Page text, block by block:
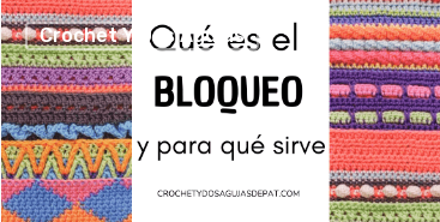
El
maravilloso
bloqueo
en
el
tejido
Crochet Y Dos Agujas